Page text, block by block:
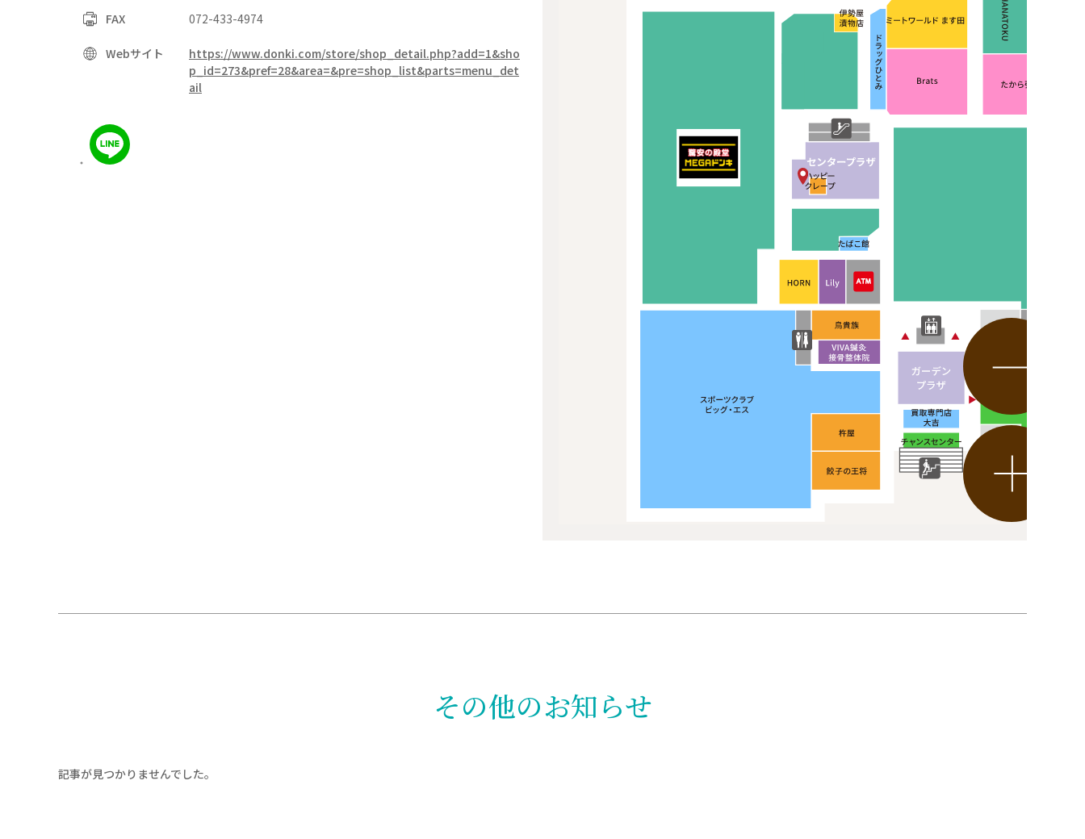
FAX 072-433-4974
Webサイト
https://www.donki.com/store/shop_detail.php?add=1&sho
p_id=273&pref=28&area=&pre=shop_list&parts=menu_det
ail
その他のお知らせ
記事が見つかりませんでした。